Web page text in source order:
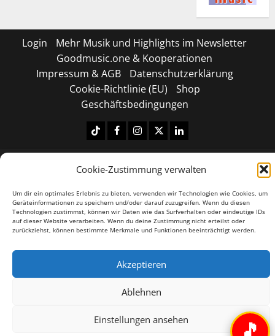
Cookie-Zustimmung verwalten
Um dir ein optimales Erlebnis zu bieten, verwenden wir Technologien wie Cookies, um
Geräteinformationen zu speichern und/oder darauf zuzugreifen. Wenn du diesen
Technologien zustimmst, können wir Daten wie das Surfverhalten oder eindeutige IDs
auf dieser Website verarbeiten. Wenn du deine Zustimmung nicht erteilst oder
zurückziehst, können bestimmte Merkmale und Funktionen beeinträchtigt werden.
Akzeptieren
Ablehnen
Einstellungen ansehen
Login
Mehr Musik und Highlights im Newsletter
Goodmusic.one & Kooperationen
Impressum & AGB
Datenschutzerklärung
Cookie-Richtlinie (EU)
Shop
Geschäftsbedingungen
TiktokFacebook
Instagram
X LinkedIN
Copyright © 2026 All rights reserved. |
by
AF themes.
🎵